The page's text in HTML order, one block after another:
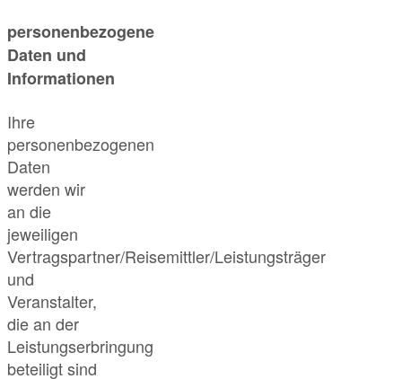
personenbezogene
Daten und
Informationen
Ihre
personenbezogenen
Daten
werden wir
an die
jeweiligen
Vertragspartner/Reisemittler/Leistungsträger
und
Veranstalter,
die an der
Leistungserbringung
beteiligt sind